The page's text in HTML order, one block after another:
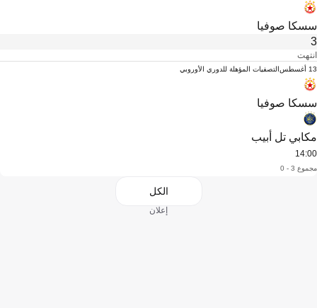
سسكا صوفيا
3
انتهت
13 أغسطس التصفيات المؤهلة للدوري الأوروبي
سسكا صوفيا
مكابي تل أبيب
14:00
مجموع 3 - 0
الكل
إعلان